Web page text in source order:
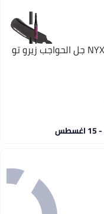
NYX PROFESSIONAL MAKEUP جل الحواجب زيرو تو